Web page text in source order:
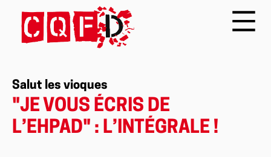
Salut les vioques
"JE VOUS ÉCRIS DE
L’EHPAD" : L’INTÉGRALE !